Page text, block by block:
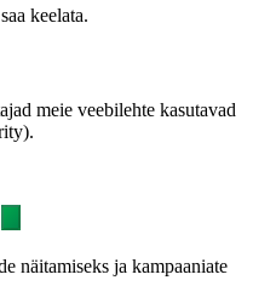
keelata.
meie veebilehte kasutavad
näitamiseks ja kampaaniate